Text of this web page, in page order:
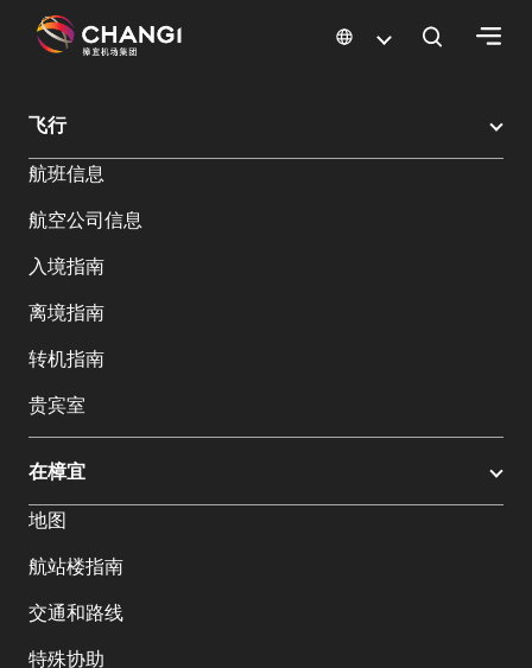
有
宜
网
选
语
言:
樟宜机场 樟宜机场餐饮与购物 樟宜机场购物指南 购物详情
飞行
航班信息
航空公司信息
入境指南
离境指南
转机指南
贵宾室
在樟宜
地图
航站楼指南
交通和路线
特殊协助